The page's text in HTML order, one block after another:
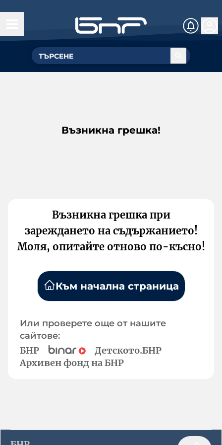
Възникна грешка!
Възникна грешка при
зареждането на съдържанието!
Моля, опитайте отново по-късно!
Към начална страница
Или проверете още от нашите
сайтове:
БНР
Детското.БНР
Архивен фонд на БНР